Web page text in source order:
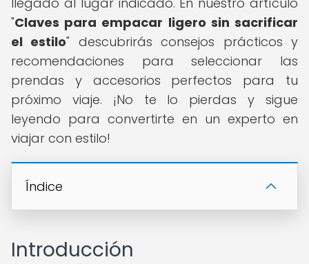
"Claves para empacar ligero sin sacrificar
el estilo" descubrirás consejos prácticos y
recomendaciones para seleccionar las
prendas y accesorios perfectos para tu
próximo viaje. ¡No te lo pierdas y sigue
leyendo para convertirte en un experto en
viajar con estilo!
Índice
Introducción